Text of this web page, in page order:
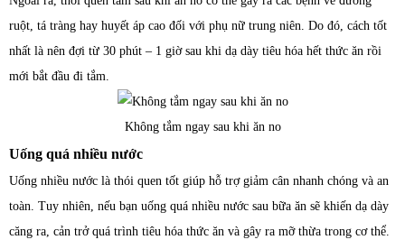
ruột, tá tràng hay huyết áp cao đối với phụ nữ trung niên. Do đó, cách tốt
nhất là nên đợi từ 30 phút – 1 giờ sau khi dạ dày tiêu hóa hết thức ăn rồi
mới bắt đầu đi tắm.
Không tắm ngay sau khi ăn no
Uống quá nhiều nước
Uống nhiều nước là thói quen tốt giúp hỗ trợ giảm cân nhanh chóng và an
toàn. Tuy nhiên, nếu bạn uống quá nhiều nước sau bữa ăn sẽ khiến dạ dày
căng ra, cản trở quá trình tiêu hóa thức ăn và gây ra mỡ thừa trong cơ thể.